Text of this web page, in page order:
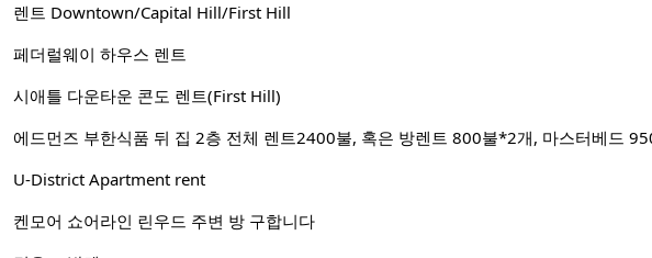
렌트 Downtown/Capital Hill/First Hill
페더럴웨이 하우스 렌트
시애틀 다운타운 콘도 렌트(First Hill)
U-District Apartment rent
켄모어 쇼어라인 린우드 주변 방 구합니다